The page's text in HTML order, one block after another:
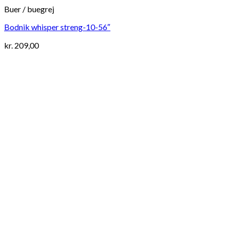
Buer / buegrej
Bodnik whisper streng-10-56″
kr. 209,00